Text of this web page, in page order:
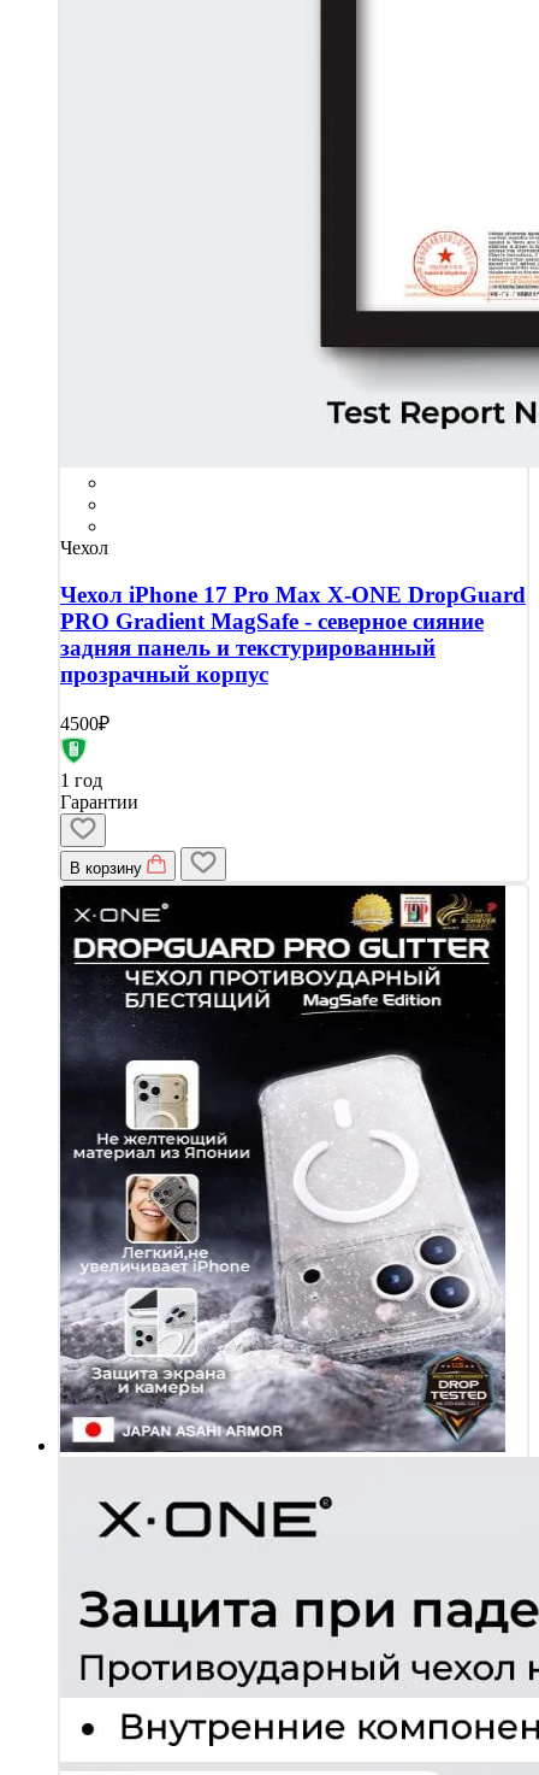
Чехол
Чехол iPhone 17 Pro Max X-ONE DropGuard
PRO Gradient MagSafe - северное сияние
задняя панель и текстурированный
прозрачный корпус
4500₽
1 год
Гарантии
В корзину